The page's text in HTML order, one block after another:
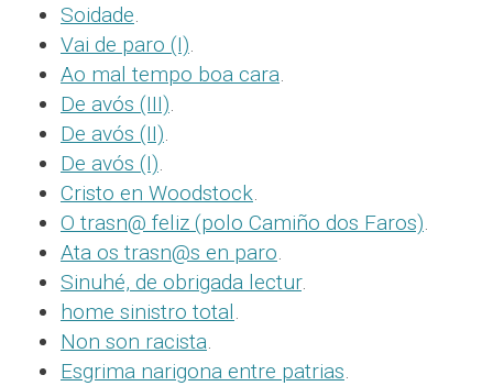
Soidade.
Vai de paro (I).
Ao mal tempo boa cara.
De avós (III).
De avós (II).
De avós (I).
Cristo en Woodstock.
O trasn@ feliz (polo Camiño dos Faros).
Ata os trasn@s en paro.
Sinuhé, de obrigada lectur.
home sinistro total.
Non son racista.
Esgrima narigona entre patrias.